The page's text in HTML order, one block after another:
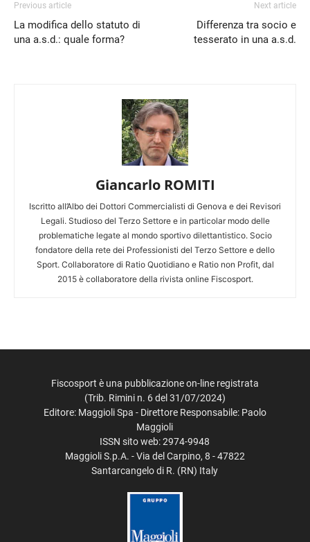
Previous article
La modifica dello statuto di
una a.s.d.: quale forma?
Next article
Differenza tra socio e
tesserato in una a.s.d.
Giancarlo ROMITI
Iscritto all’Albo dei Dottori Commercialisti di Genova e dei Revisori
Legali. Studioso del Terzo Settore e in particolar modo delle
problematiche legate al mondo sportivo dilettantistico. Socio
fondatore della rete dei Professionisti del Terzo Settore e dello
Sport. Collaboratore di Ratio Quotidiano e Ratio non Profit, dal
2015 è collaboratore della rivista online Fiscosport.
Fiscosport è una pubblicazione on-line registrata
(Trib. Rimini n. 6 del 31/07/2024)
Editore: Maggioli Spa - Direttore Responsabile: Paolo
Maggioli
ISSN sito web: 2974-9948
Maggioli S.p.A. - Via del Carpino, 8 - 47822
Santarcangelo di R. (RN) Italy